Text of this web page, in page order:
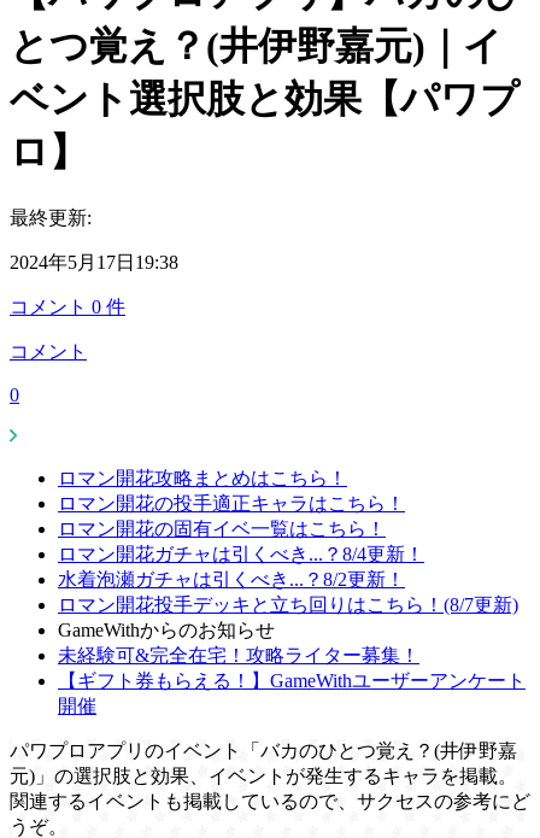
とつ覚え？(井伊野嘉元)｜イ
ベント選択肢と効果【パワプ
ロ】
最終更新:
2024年5月17日19:38
コメント 0 件
コメント
0
ロマン開花攻略まとめはこちら！
ロマン開花の投手適正キャラはこちら！
ロマン開花の固有イベ一覧はこちら！
ロマン開花ガチャは引くべき...？8/4更新！
水着泡瀬ガチャは引くべき...？8/2更新！
ロマン開花投手デッキと立ち回りはこちら！(8/7更新)
GameWithからのお知らせ
未経験可&完全在宅！攻略ライター募集！
【ギフト券もらえる！】GameWithユーザーアンケート
開催
パワプロアプリのイベント「バカのひとつ覚え？(井伊野嘉
元)」の選択肢と効果、イベントが発生するキャラを掲載。
関連するイベントも掲載しているので、サクセスの参考にど
うぞ。